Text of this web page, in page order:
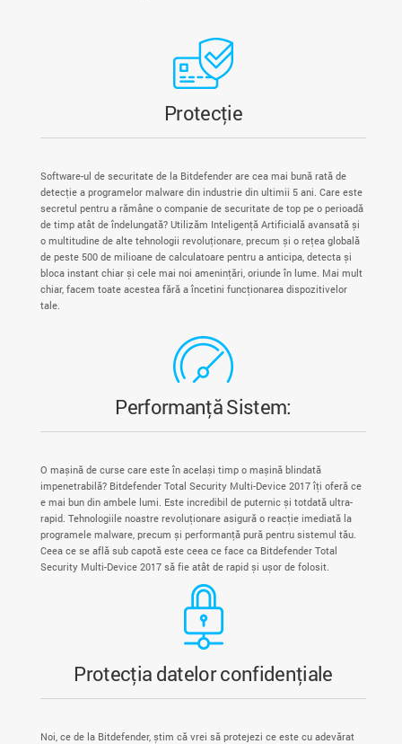
Protecție
Software-ul de securitate de la Bitdefender are cea mai bună rată de
detecție a programelor malware din industrie din ultimii 5 ani. Care este
secretul pentru a rămâne o companie de securitate de top pe o perioadă
de timp atât de îndelungată? Utilizăm Inteligență Artificială avansată și
o multitudine de alte tehnologii revoluționare, precum și o rețea globală
de peste 500 de milioane de calculatoare pentru a anticipa, detecta și
bloca instant chiar și cele mai noi amenințări, oriunde în lume. Mai mult
chiar, facem toate acestea fără a încetini funcționarea dispozitivelor
tale.
Performanță Sistem:
O mașină de curse care este în același timp o mașină blindată
impenetrabilă? Bitdefender Total Security Multi-Device 2017 îți oferă ce
e mai bun din ambele lumi. Este incredibil de puternic și totdată ultra-
rapid. Tehnologiile noastre revoluționare asigură o reacție imediată la
programele malware, precum și performanță pură pentru sistemul tău.
Ceea ce se află sub capotă este ceea ce face ca Bitdefender Total
Security Multi-Device 2017 să fie atât de rapid și ușor de folosit.
Protecția datelor confidențiale
Noi, ce de la Bitdefender, știm că vrei să protejezi ce este cu adevărat